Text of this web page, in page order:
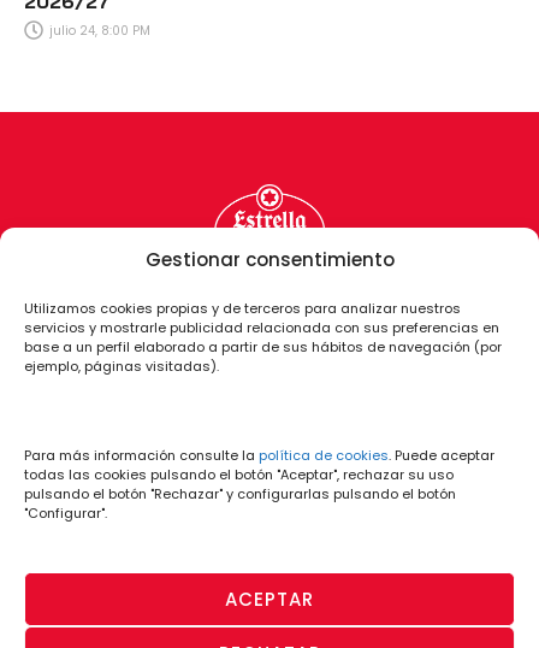
Gestionar consentimiento
Utilizamos cookies propias y de terceros para analizar nuestros
servicios y mostrarle publicidad relacionada con sus preferencias en
base a un perfil elaborado a partir de sus hábitos de navegación (por
ejemplo, páginas visitadas).
Para más información consulte la política de cookies. Puede aceptar
todas las cookies pulsando el botón "Aceptar", rechazar su uso
pulsando el botón "Rechazar" y configurarlas pulsando el botón
"Configurar".
ACEPTAR
julio 24, 8:00 PM